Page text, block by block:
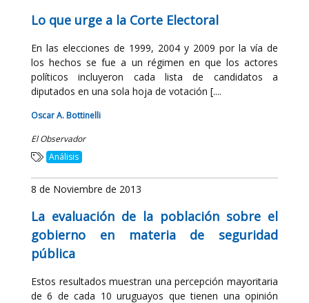
Lo que urge a la Corte Electoral
En las elecciones de 1999, 2004 y 2009 por la vía de
los hechos se fue a un régimen en que los actores
políticos incluyeron cada lista de candidatos a
diputados en una sola hoja de votación [....
Oscar A. Bottinelli
El Observador
Análisis
8 de Noviembre de 2013
La evaluación de la población sobre el
gobierno en materia de seguridad
pública
Estos resultados muestran una percepción mayoritaria
de 6 de cada 10 uruguayos que tienen una opinión